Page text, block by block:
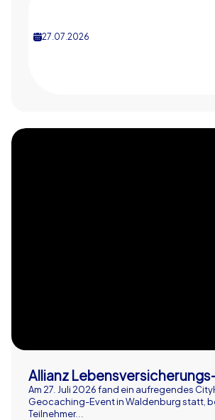
27.07.2026
Allianz
Am 27. Juli 2026 fand ein aufregendes
Geocaching-Event in Waldenburg statt,
Teilnehmer...